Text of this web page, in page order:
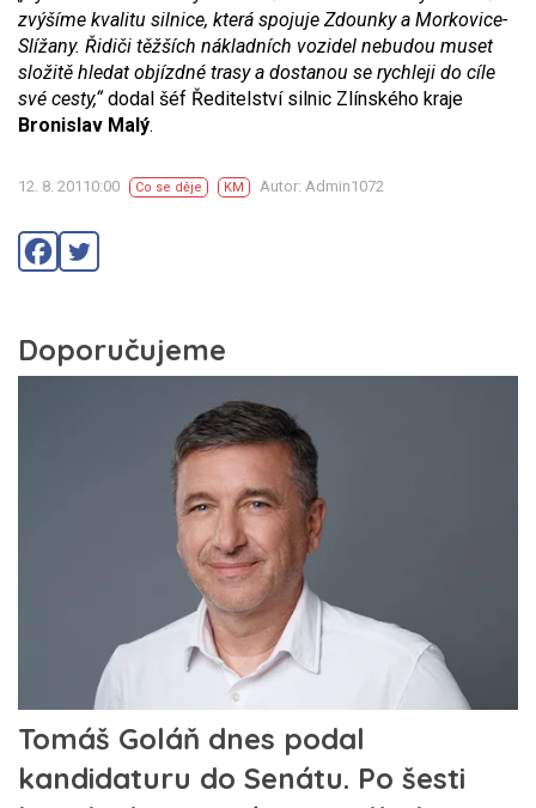
zvýšíme kvalitu silnice, která spojuje Zdounky a Morkovice-
Slížany. Řidiči těžších nákladních vozidel nebudou muset
složitě hledat objízdné trasy a dostanou se rychleji do cíle
své cesty,“dodal šéf Ředitelství silnic Zlínského kraje
Bronislav Malý.
12. 8. 20110:00 Co se děje KM Autor: Admin1072